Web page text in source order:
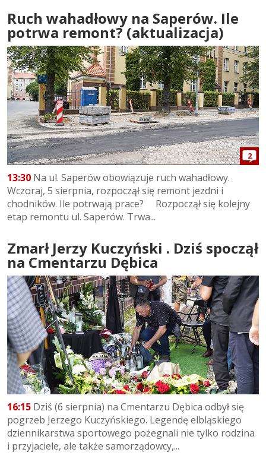
Ruch wahadłowy na Saperów. Ile
potrwa remont? (aktualizacja)
2
13:30 Na ul. Saperów obowiązuje ruch wahadłowy.
Wczoraj, 5 sierpnia, rozpoczął się remont jezdni i
chodników. Ile potrwają prace? Rozpoczął się kolejny
etap remontu ul. Saperów. Trwa...
Zmarł Jerzy Kuczyński . Dziś spoczął
na Cmentarzu Dębica
16:15 Dziś (6 sierpnia) na Cmentarzu Dębica odbył się
pogrzeb Jerzego Kuczyńskiego. Legendę elbląskiego
dziennikarstwa sportowego pożegnali nie tylko rodzina
i przyjaciele, ale także samorządowcy,...